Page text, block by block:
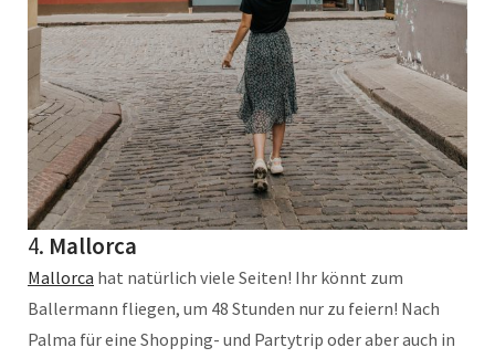
4. Mallorca
Mallorca hat natürlich viele Seiten! Ihr könnt zum
Ballermann fliegen, um 48 Stunden nur zu feiern! Nach
Palma für eine Shopping- und Partytrip oder aber auch in